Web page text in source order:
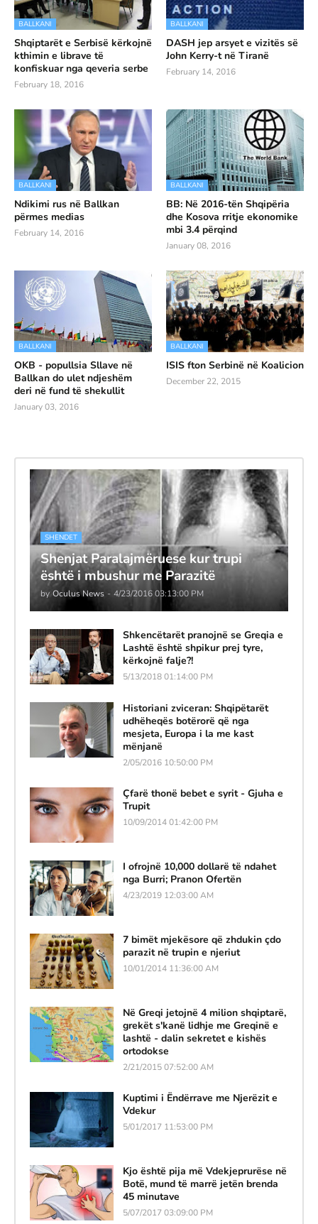
BALLKANI
Shqiptarët e Serbisë kërkojnë
kthimin e librave të
konfiskuar nga qeveria serbe
February 18, 2016
BALLKANI
DASH jep arsyet e vizitës së
John Kerry-t në Tiranë
February 14, 2016
BALLKANI
Ndikimi rus në Ballkan
përmes medias
February 14, 2016
BALLKANI
BB: Në 2016-tën Shqipëria
dhe Kosova rritje ekonomike
mbi 3.4 përqind
January 08, 2016
BALLKANI
OKB - popullsia Sllave në
Ballkan do ulet ndjeshëm
deri në fund të shekullit
January 03, 2016
BALLKANI
ISIS fton Serbinë në Koalicion
December 22, 2015
SHENDET
Shenjat Paralajmëruese kur trupi
është i mbushur me Parazitë
by Oculus News - 4/23/2016 03:13:00 PM
Shkencëtarët pranojnë se Greqia e
Lashtë është shpikur prej tyre,
kërkojnë falje?!
5/13/2018 01:14:00 PM
Historiani zviceran: Shqipëtarët
udhëheqës botërorë që nga
mesjeta, Europa i la me kast
mënjanë
2/05/2016 10:50:00 PM
Çfarë thonë bebet e syrit - Gjuha e
Trupit
10/09/2014 01:42:00 PM
I ofrojnë 10,000 dollarë të ndahet
nga Burri; Pranon Ofertën
4/23/2019 12:03:00 AM
7 bimët mjekësore që zhdukin çdo
parazit në trupin e njeriut
10/01/2014 11:36:00 AM
Në Greqi jetojnë 4 milion shqiptarë,
grekët s'kanë lidhje me Greqinë e
lashtë - dalin sekretet e kishës
ortodokse
2/21/2015 07:52:00 AM
Kuptimi i Ëndërrave me Njerëzit e
Vdekur
5/01/2017 11:53:00 PM
Kjo është pija më Vdekjeprurëse në
Botë, mund të marrë jetën brenda
45 minutave
5/07/2017 03:09:00 PM